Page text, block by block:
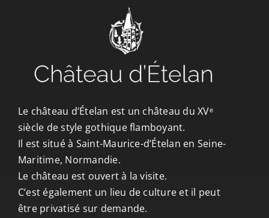
Le château d’Ételan est un château du XVᵉ
siècle de style gothique flamboyant.
Il est situé à Saint-Maurice-d’Ételan en Seine-
Maritime, Normandie.
Le château est ouvert à la visite.
C’est également un lieu de culture et il peut
être privatisé sur demande.